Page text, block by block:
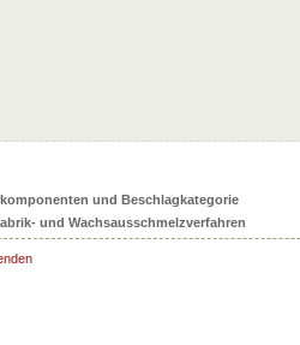
und Beschlagkategorie
und Wachsausschmelzverfahren